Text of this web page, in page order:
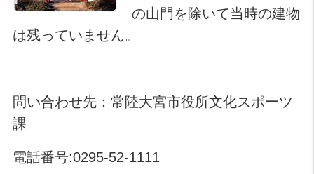
の山門を除いて当時の建物
は残っていません。
問い合わせ先：常陸大宮市役所文化スポーツ
課
電話番号:0295-52-1111